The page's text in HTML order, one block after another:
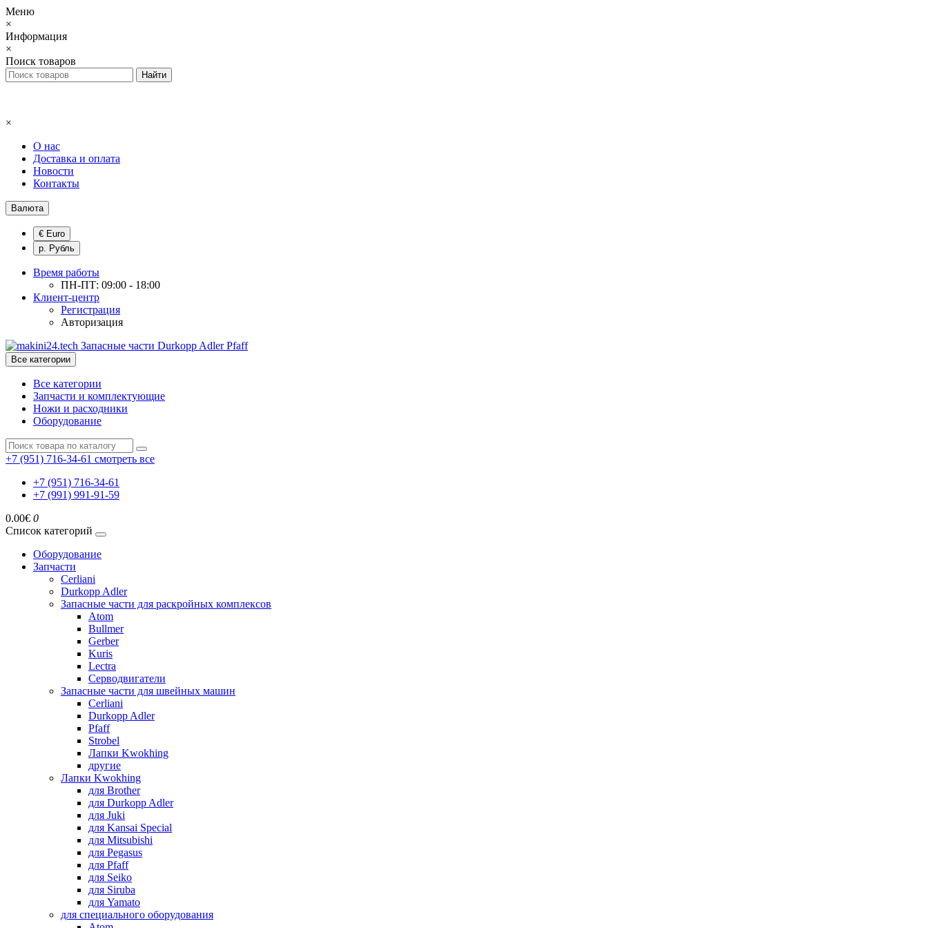
Меню
×
Информация
×
Поиск товаров
×
О нас
Доставка и оплата
Новости
Контакты
Валюта
€ Euro
р. Рубль
Время работы
ПН-ПТ: 09:00 - 18:00
Клиент-центр
Регистрация
Авторизация
Все категории
Все категории
Запчасти и комплектующие
Ножи и расходники
Оборудование
+7 (951) 716-34-61 смотреть все
+7 (951) 716-34-61
+7 (991) 991-91-59
0.00€ 0
Список категорий
Оборудование
Запчасти
Cerliani
Durkopp Adler
Запасные части для раскройных комплексов
Atom
Bullmer
Gerber
Kuris
Lectra
Серводвигатели
Запасные части для швейных машин
Cerliani
Durkopp Adler
Pfaff
Strobel
Лапки Kwokhing
другие
Лапки Kwokhing
для Brother
для Durkopp Adler
для Juki
для Kansai Special
для Mitsubishi
для Pegasus
для Pfaff
для Seiko
для Siruba
для Yamato
для специального оборудования